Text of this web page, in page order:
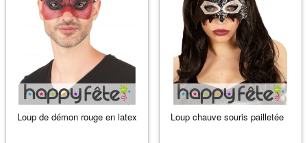
Loup de démon rouge en latex Loup chauve souris pailletée